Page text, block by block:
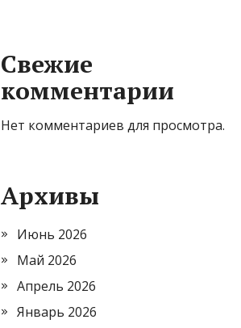
Свежие
комментарии
Нет комментариев для просмотра.
Архивы
Июнь 2026
Май 2026
Апрель 2026
Январь 2026